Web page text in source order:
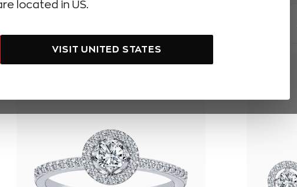
located in US.
VISIT UNITED STATES